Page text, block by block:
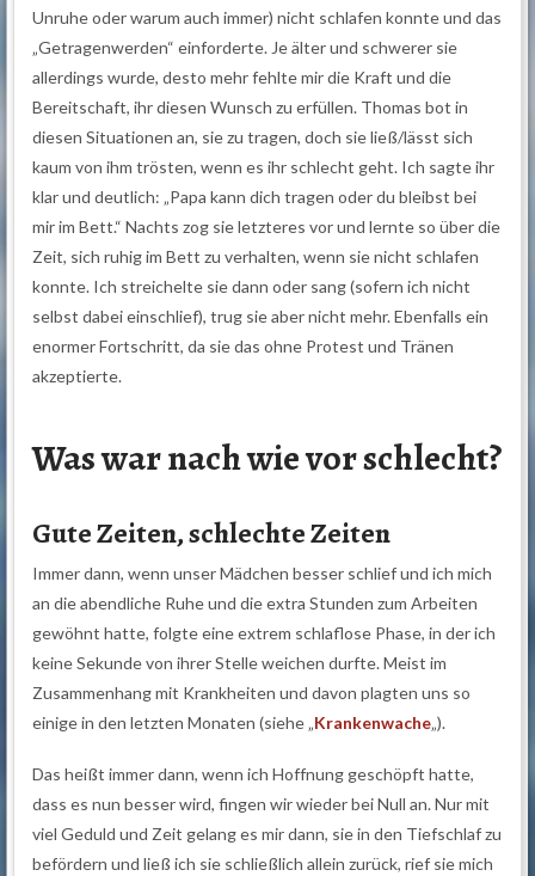
Unruhe oder warum auch immer) nicht schlafen konnte und das
„Getragenwerden“ einforderte. Je älter und schwerer sie
allerdings wurde, desto mehr fehlte mir die Kraft und die
Bereitschaft, ihr diesen Wunsch zu erfüllen. Thomas bot in
diesen Situationen an, sie zu tragen, doch sie ließ/lässt sich
kaum von ihm trösten, wenn es ihr schlecht geht. Ich sagte ihr
klar und deutlich: „Papa kann dich tragen oder du bleibst bei
mir im Bett.“ Nachts zog sie letzteres vor und lernte so über die
Zeit, sich ruhig im Bett zu verhalten, wenn sie nicht schlafen
konnte. Ich streichelte sie dann oder sang (sofern ich nicht
selbst dabei einschlief), trug sie aber nicht mehr. Ebenfalls ein
enormer Fortschritt, da sie das ohne Protest und Tränen
akzeptierte.
Was war nach wie vor schlecht?
Gute Zeiten, schlechte Zeiten
Immer dann, wenn unser Mädchen besser schlief und ich mich
an die abendliche Ruhe und die extra Stunden zum Arbeiten
gewöhnt hatte, folgte eine extrem schlaflose Phase, in der ich
keine Sekunde von ihrer Stelle weichen durfte. Meist im
Zusammenhang mit Krankheiten und davon plagten uns so
einige in den letzten Monaten (siehe „Krankenwache„).
Das heißt immer dann, wenn ich Hoffnung geschöpft hatte,
dass es nun besser wird, fingen wir wieder bei Null an. Nur mit
viel Geduld und Zeit gelang es mir dann, sie in den Tiefschlaf zu
befördern und ließ ich sie schließlich allein zurück, rief sie mich